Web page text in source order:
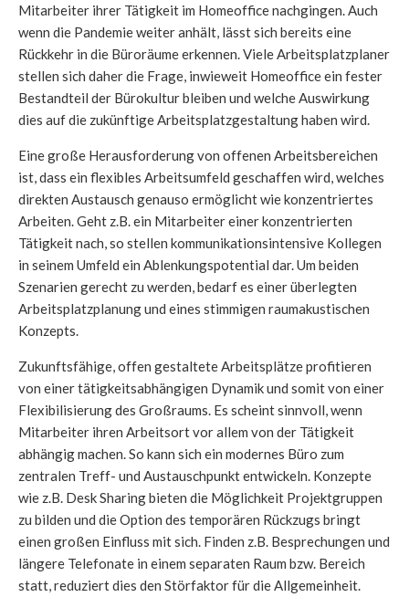
Mitarbeiter ihrer Tätigkeit im Homeoffice nachgingen. Auch
wenn die Pandemie weiter anhält, lässt sich bereits eine
Rückkehr in die Büroräume erkennen. Viele Arbeitsplatzplaner
stellen sich daher die Frage, inwieweit Homeoffice ein fester
Bestandteil der Bürokultur bleiben und welche Auswirkung
dies auf die zukünftige Arbeitsplatzgestaltung haben wird.
Eine große Herausforderung von offenen Arbeitsbereichen
ist, dass ein flexibles Arbeitsumfeld geschaffen wird, welches
direkten Austausch genauso ermöglicht wie konzentriertes
Arbeiten. Geht z.B. ein Mitarbeiter einer konzentrierten
Tätigkeit nach, so stellen kommunikationsintensive Kollegen
in seinem Umfeld ein Ablenkungspotential dar. Um beiden
Szenarien gerecht zu werden, bedarf es einer überlegten
Arbeitsplatzplanung und eines stimmigen raumakustischen
Konzepts.
Zukunftsfähige, offen gestaltete Arbeitsplätze profitieren
von einer tätigkeitsabhängigen Dynamik und somit von einer
Flexibilisierung des Großraums. Es scheint sinnvoll, wenn
Mitarbeiter ihren Arbeitsort vor allem von der Tätigkeit
abhängig machen. So kann sich ein modernes Büro zum
zentralen Treff- und Austauschpunkt entwickeln. Konzepte
wie z.B. Desk Sharing bieten die Möglichkeit Projektgruppen
zu bilden und die Option des temporären Rückzugs bringt
einen großen Einfluss mit sich. Finden z.B. Besprechungen und
längere Telefonate in einem separaten Raum bzw. Bereich
statt, reduziert dies den Störfaktor für die Allgemeinheit.